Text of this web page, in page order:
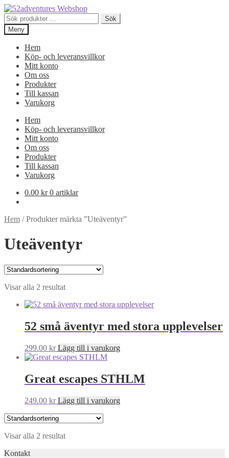
Hoppa
till
navigering
Hoppa
till
innehåll
Sök
efter:
Sök
Meny
Hem
Köp- och leveransvillkor
Mitt konto
Om oss
Produkter
Till kassan
Varukorg
Hem
Köp- och leveransvillkor
Mitt konto
Om oss
Produkter
Till kassan
Varukorg
0.00 kr 0 artiklar
Hem /Produkter märkta ”Uteäventyr”
Uteäventyr
Visar alla 2 resultat
52 små äventyr med stora upplevelser
299.00 kr Lägg till i varukorg
Great escapes STHLM
249.00 kr Lägg till i varukorg
Visar alla 2 resultat
Kontakt